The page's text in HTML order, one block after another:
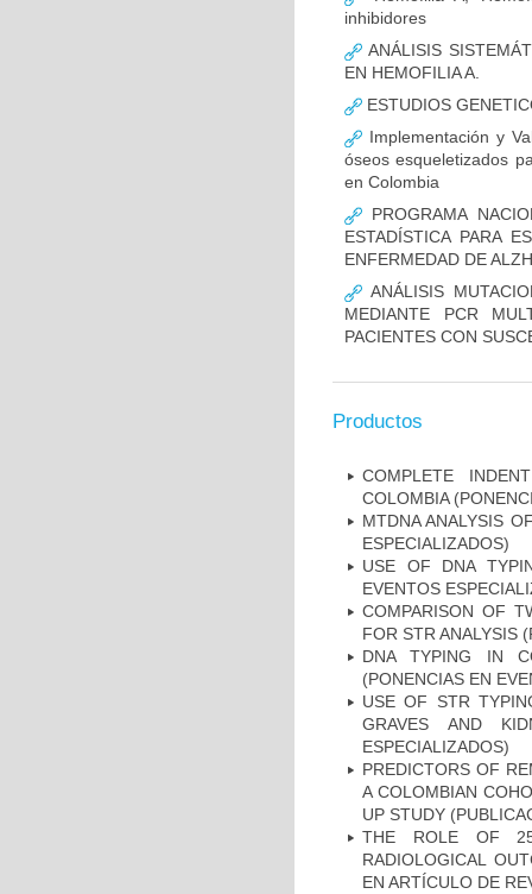
inhibidores
ANÁLISIS
EN HEMOFILIA A.
ESTUDIOS
Implementación y
óseos esqueletizados
en Colombia
PROGRAMA
ESTADÍSTICA PARA
ENFERMEDAD DE
ANÁLISIS
MEDIANTE PCR
PACIENTES CON
Productos
COMPLETE
COLOMBIA
MTDNA ANALYSIS
ESPECIALIZADOS)
USE OF DNA
EVENTOS
COMPARISON OF
FOR STR ANALYSIS
DNA TYPING IN
(PONENCIAS EN
USE OF STR
GRAVES AND
ESPECIALIZADOS)
PREDICTORS OF
A COLOMBIAN
UP STUDY
THE ROLE OF
RADIOLOGICAL
EN ARTÍCULO DE